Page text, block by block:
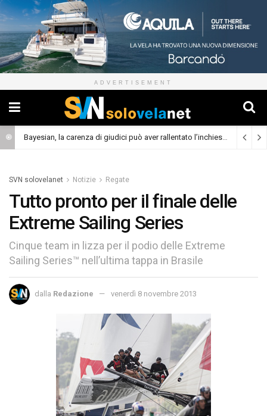
ADVERTISEMENT
Bayesian, la carenza di giudici può aver rallentato l’inchiesta (Cronaca)
SVN solovelanet Notizie Regate
Tutto pronto per il finale delle
Extreme Sailing Series
Cinque team in lizza per il podio delle Extreme
Sailing Series™ nell’ultima tappa in Brasile
dalla Redazione venerdì 8 novembre 2013